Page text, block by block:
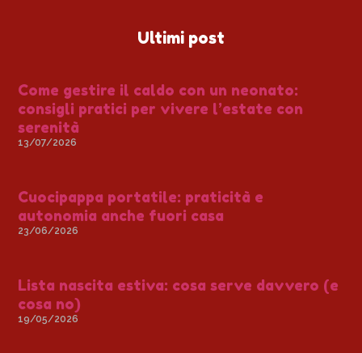
Ultimi post
Come gestire il caldo con un neonato:
consigli pratici per vivere l’estate con
serenità
13/07/2026
Cuocipappa portatile: praticità e
autonomia anche fuori casa
23/06/2026
Lista nascita estiva: cosa serve davvero (e
cosa no)
19/05/2026